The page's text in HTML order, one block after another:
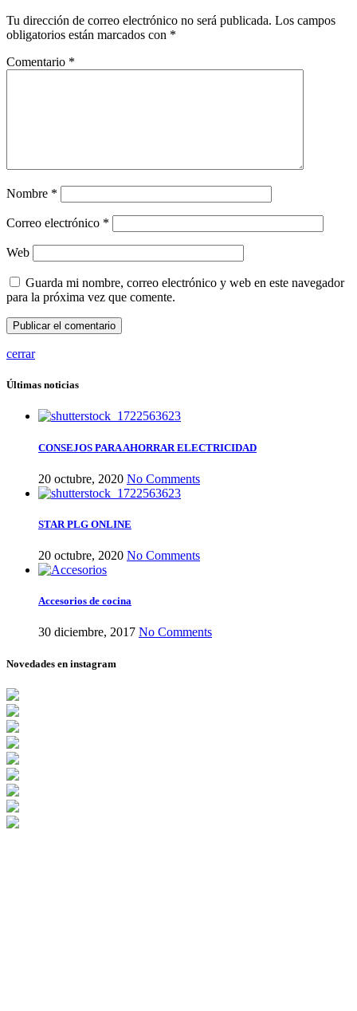
Tu dirección de correo electrónico no será publicada. Los campos
obligatorios están marcados con *
Comentario *
Nombre *
Correo electrónico *
Web
Guarda mi nombre, correo electrónico y web en este navegador
para la próxima vez que comente.
cerrar
Últimas noticias
CONSEJOS PARA AHORRAR ELECTRICIDAD
20 octubre, 2020 No Comments
STAR PLG ONLINE
20 octubre, 2020 No Comments
Accesorios de cocina
30 diciembre, 2017 No Comments
Novedades en instagram